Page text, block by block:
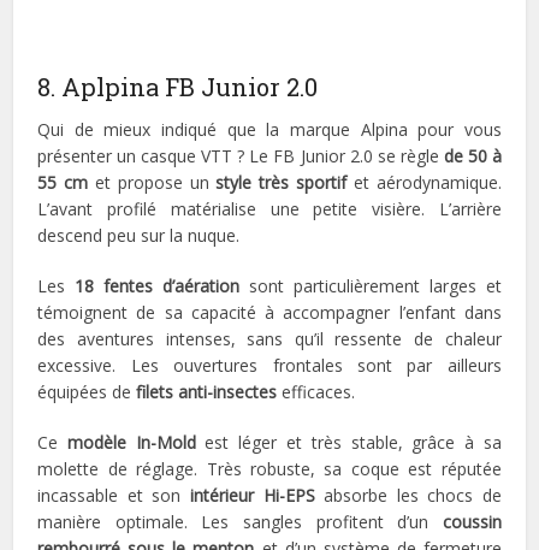
8. Aplpina FB Junior 2.0
Qui de mieux indiqué que la marque Alpina pour vous
présenter un casque VTT ? Le FB Junior 2.0 se règle de 50 à
55 cm et propose unstyle très sportifet aérodynamique.
L’avant profilé matérialise une petite visière. L’arrière
descend peu sur la nuque.
Les 18 fentes d’aération sont particulièrement larges et
témoignent de sa capacité à accompagner l’enfant dans
des aventures intenses, sans qu’il ressente de chaleur
excessive. Les ouvertures frontales sont par ailleurs
équipées defilets anti-insectes efficaces.
Ce modèle In-Moldest léger et très stable, grâce à sa
molette de réglage. Très robuste, sa coque est réputée
incassable et son intérieur Hi-EPSabsorbe les chocs de
manière optimale. Les sangles profitent d’un coussin